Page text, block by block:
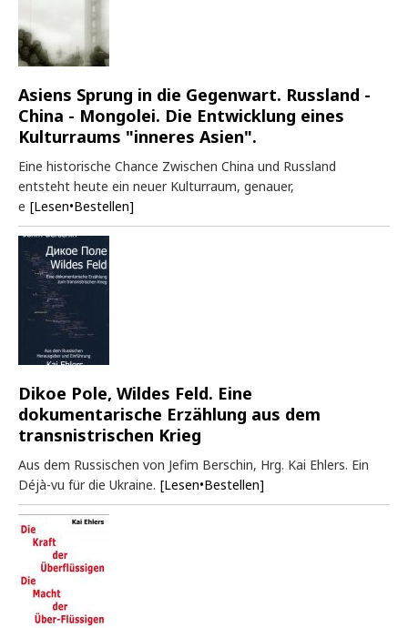
Asiens Sprung in die Gegenwart. Russland -
China - Mongolei. Die Entwicklung eines
Kulturraums "inneres Asien".
Eine historische Chance Zwischen China und Russland
entsteht heute ein neuer Kulturraum, genauer,
e [Lesen•Bestellen]
Dikoe Pole, Wildes Feld. Eine
dokumentarische Erzählung aus dem
transnistrischen Krieg
Aus dem Russischen von Jefim Berschin, Hrg. Kai Ehlers. Ein
Déjà-vu für die Ukraine. [Lesen•Bestellen]